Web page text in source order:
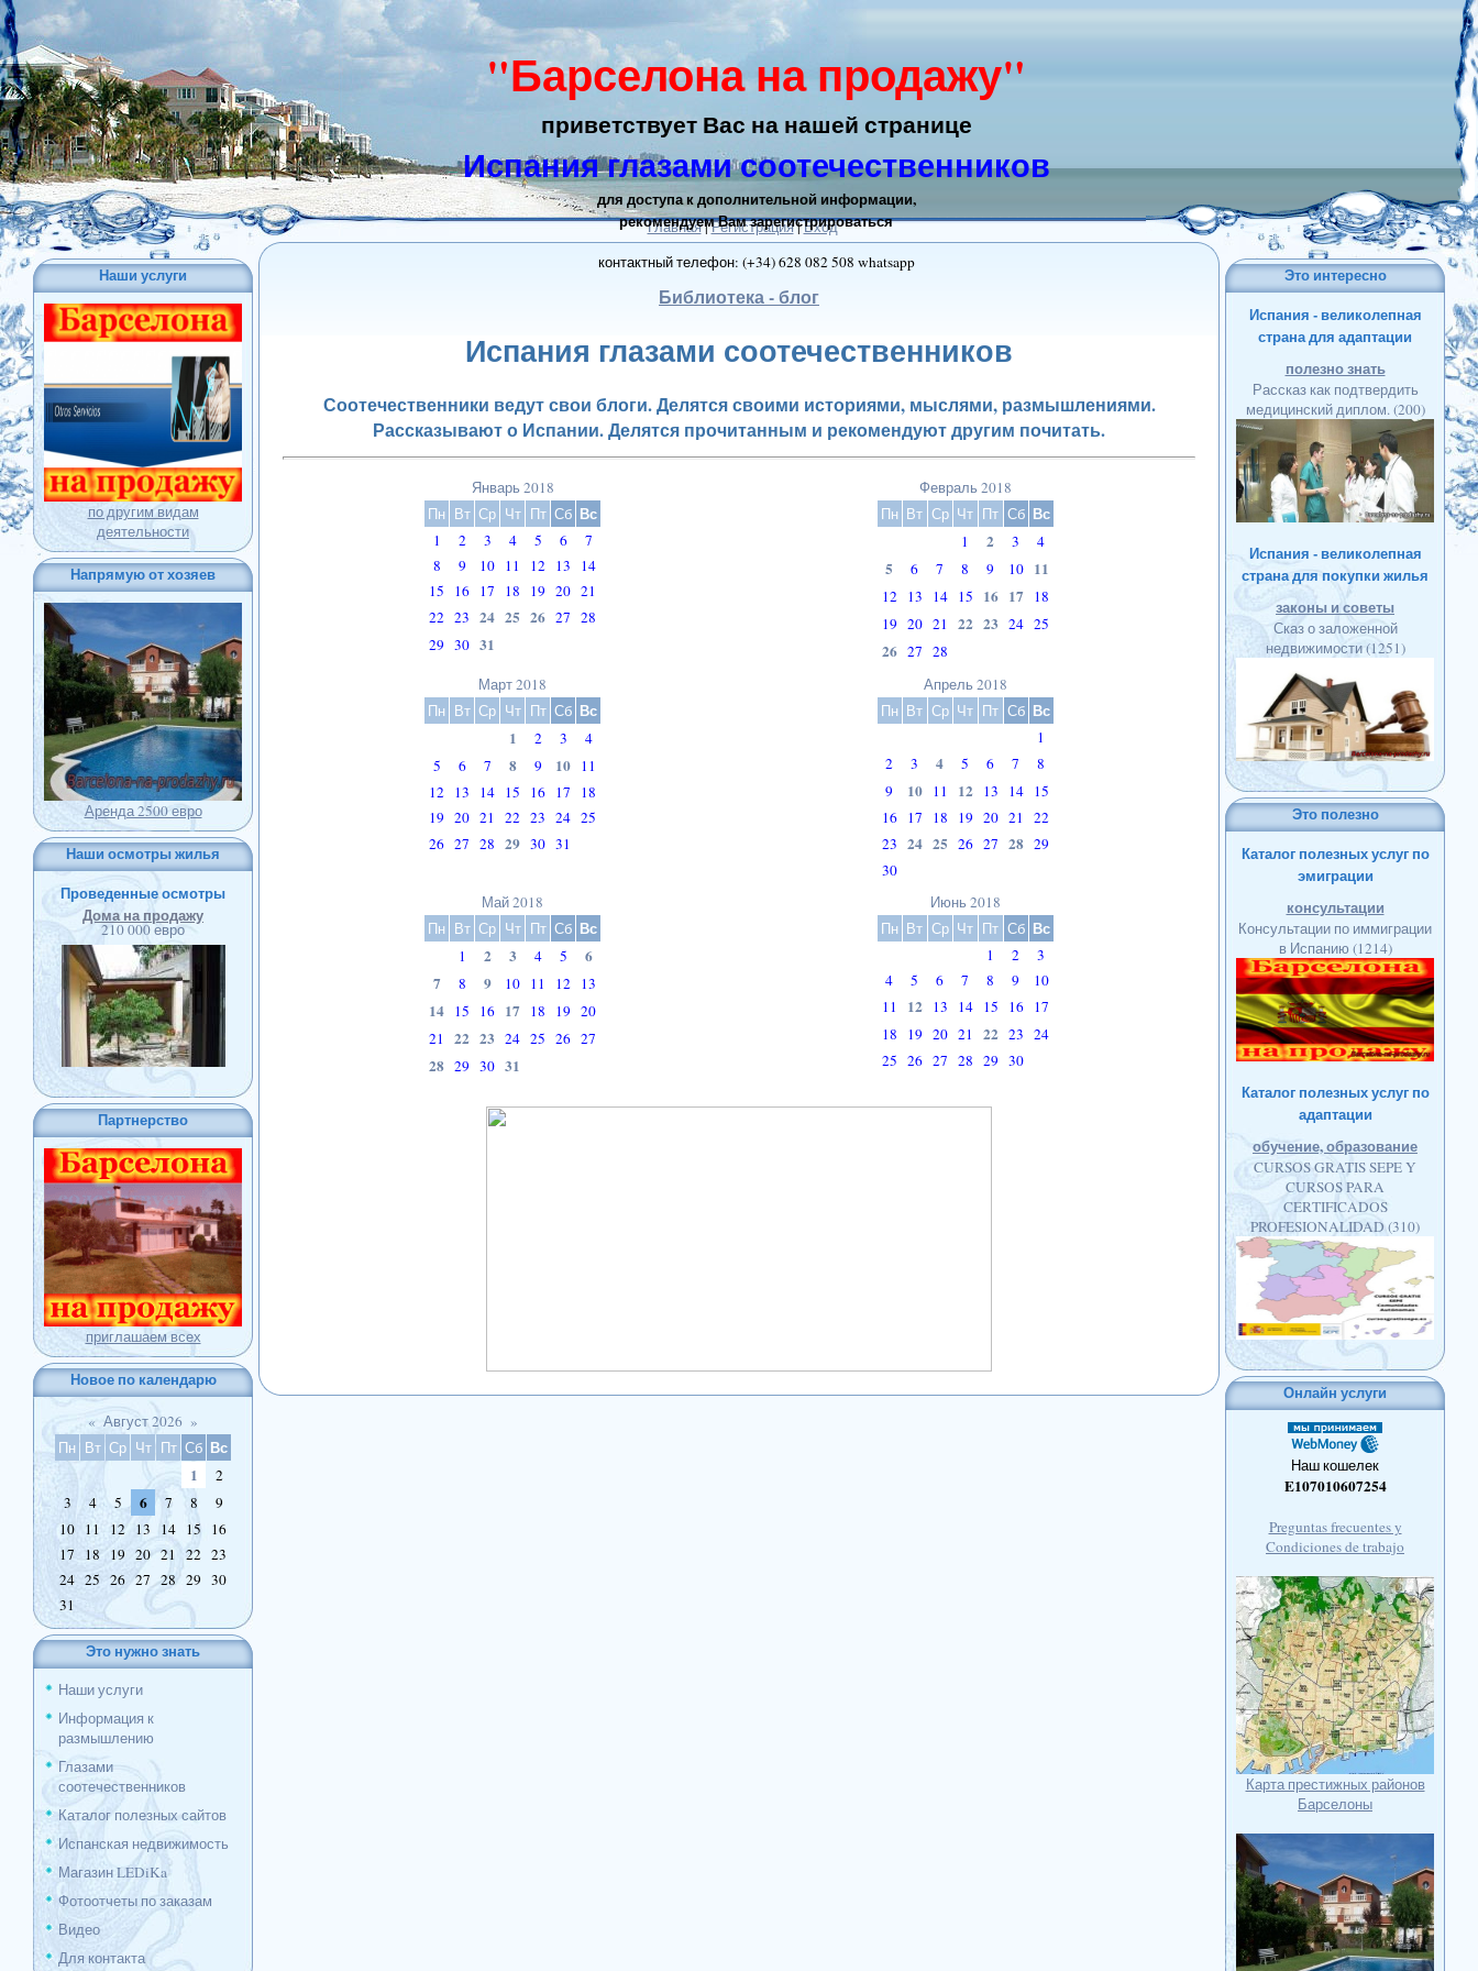
"Барселона на продажу"
приветствует Вас на нашей странице
Испания глазами соотечественников
для доступа к дополнительной информации,
рекомендуем Вам зарегистрироваться
контактный телефон: (+34) 628 082 508 whatsapp
Главная|Регистрация|Вход
Наши услуги
по другим видам
деятельности
Напрямую от хозяев
Аренда 2500 евро
Наши осмотры жилья
Проведенные осмотры
Дома на продажу
210 000 евро
Партнерство
приглашаем всех
Новое по календарю
« Август 2026 »
Пн Вт Ср Чт Пт Сб Вс
1
2
3
4 5 6 7 8
9
10 11 12 13 14 15 16
17
18 19 20 21 22 23
24 25 26 27 28 29 30
31
Это нужно знать
Наши услуги
Информация к
размышлению
Глазами
соотечественников
Каталог полезных сайтов
Испанская недвижимость
Магазин LEDiKa
Фотоотчеты по заказам
Видео
Для контакта
Библиотека - блог
Испания глазами соотечественников
Соотечественники ведут свои блоги. Делятся своими историями, мыслями, размышлениями.
Рассказывают о Испании. Делятся прочитанным и рекомендуют другим почитать.
Январь 2018
Пн Вт Ср Чт Пт Сб Вс
1 2 3 4 5 6
7
8
9 10 11 12 13
14
15
16 17 18 19 20 21
22 23 24 25 26 27 28
29 30 31
Февраль 2018
Пн Вт Ср Чт Пт Сб Вс
1 2 3 4
5 6 7 8 9 10 11
12 13 14 15 16 17 18
19 20 21 22 23 24 25
26 27 28
Март 2018
Пн Вт Ср Чт Пт Сб Вс
1
2 3
4
5
6 7 8 9 10 11
12 13 14 15 16 17
18
19 20 21 22 23 24 25
26 27 28 29 30 31
Апрель 2018
Пн Вт Ср Чт Пт Сб Вс
1
2
3 4 5 6 7
8
9
10 11 12 13 14 15
16 17 18 19 20 21
22
23 24 25 26 27 28 29
30
Май 2018
Пн Вт Ср Чт Пт Сб Вс
1 2 3 4 5
6
7
8 9 10 11 12 13
14 15 16 17 18 19 20
21
22 23 24 25 26 27
28 29 30 31
Июнь 2018
Пн Вт Ср Чт Пт Сб Вс
1 2
3
4
5 6 7 8 9
10
11
12 13 14 15 16 17
18
19 20 21 22 23 24
25 26 27 28 29 30
Это интересно
Испания - великолепная
страна для адаптации
полезно знать
Рассказ как подтвердить
медицинский диплом.(200)
Испания - великолепная
страна для покупки жилья
законы и советы
Сказ о заложенной
недвижимости(1251)
Это полезно
Каталог полезных услуг по
эмиграции
консультации
Консультации по иммиграции
в Испанию (1214)
Каталог полезных услуг по
адаптации
обучение, образование
CURSOS GRATIS SEPE Y
CURSOS PARA
CERTIFICADOS
PROFESIONALIDAD(310)
Онлайн услуги
Наш кошелек
E107010607254
Preguntas frecuentes y
Condiciones de trabajo
Карта престижных районов
Барселоны